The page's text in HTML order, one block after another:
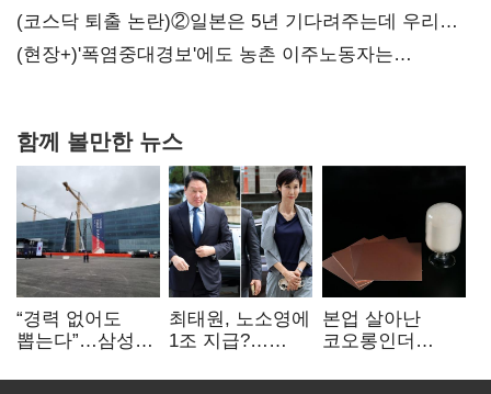
불만 확산
(코스닥 퇴출 논란)②일본은 5년 기다려주는데 우리는
당장 퇴출?…시간만으론 부족한 코스닥 구하기
(현장+)'폭염중대경보'에도 농촌 이주노동자는
함께 볼만한 뉴스
“경력 없어도
뽑는다”…삼성
반도체 인재
최태원, 노소영에
1조 지급?…
본업 살아난
코오롱인더
배터리 소재로